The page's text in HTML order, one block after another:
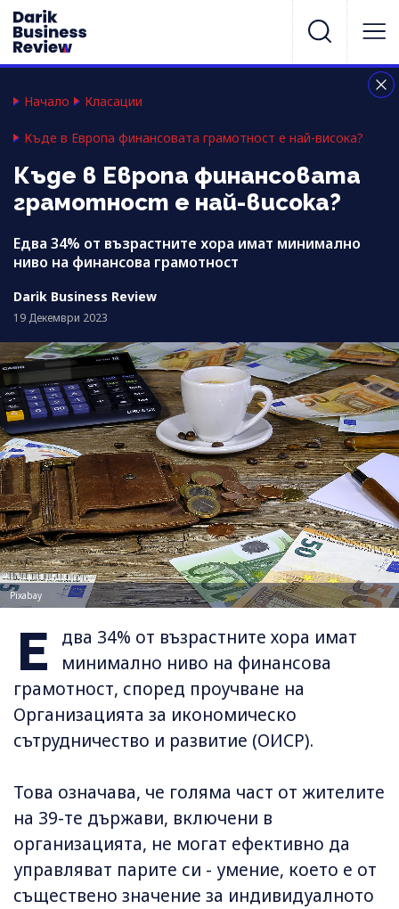
Начало Класации
Къде в Европа финансовата грамотност е най-висока?
Къде в Европа финансовата
грамотност е най-висока?
Едва 34% от възрастните хора имат минимално
ниво на финансова грамотност
Darik Business Review
19 Декември 2023
Pixabay
Е
два 34% от възрастните хора имат
минимално ниво на финансова
грамотност, според проучване на
Организацията за икономическо
сътрудничество и развитие (ОИСР).
Това означава, че голяма част от жителите
на 39-те държави, включени в
организацията, не могат ефективно да
управляват парите си - умение, което е от
съществено значение за индивидуалното